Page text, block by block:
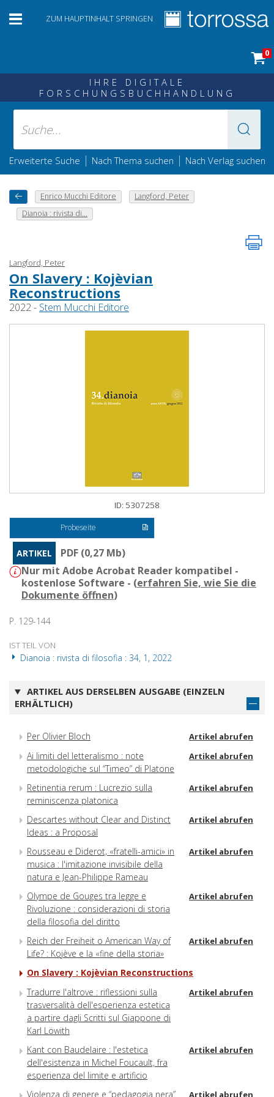
ZUM HAUPTINHALT SPRINGEN
0
IHRE DIGITALE
FORSCHUNGSBUCHHANDLUNG
Erweiterte Suche | Nach Thema suchen | Nach Verlag suchen
Enrico Mucchi Editore
Langford, Peter
Dianoia : rivista di...
Langford, Peter
On Slavery : Kojèvian
Reconstructions
2022 - Stem Mucchi Editore
ID: 5307258
Probeseite
ARTIKEL
PDF (0,27 Mb)
Nur mit Adobe Acrobat Reader kompatibel -
kostenlose Software - (erfahren Sie, wie Sie die
Dokumente öffnen)
P. 129-144
IST TEIL VON
Dianoia : rivista di filosofia : 34, 1, 2022
ARTIKEL AUS DERSELBEN AUSGABE (EINZELN
ERHÄLTLICH)
Per Olivier Bloch Artikel abrufen
Ai limiti del letteralismo : note
metodologiche sul “Timeo” di Platone
Artikel abrufen
Retinentia rerum : Lucrezio sulla
reminiscenza platonica
Artikel abrufen
Descartes without Clear and Distinct
Ideas : a Proposal
Artikel abrufen
Rousseau e Diderot, «fratelli-amici» in
musica : l'imitazione invisibile della
natura e Jean-Philippe Rameau
Artikel abrufen
Olympe de Gouges tra legge e
Rivoluzione : considerazioni di storia
della filosofia del diritto
Artikel abrufen
Reich der Freiheit o American Way of
Life? : Kojève e la «fine della storia»
Artikel abrufen
On Slavery : Kojèvian Reconstructions
Tradurre l'altrove : riflessioni sulla
trasversalità dell'esperienza estetica
a partire dagli Scritti sul Giappone di
Karl Löwith
Artikel abrufen
Kant con Baudelaire : l'estetica
dell'esistenza in Michel Foucault, fra
esperienza del limite e artificio
Artikel abrufen
Violenza di genere e “pedagogia nera”